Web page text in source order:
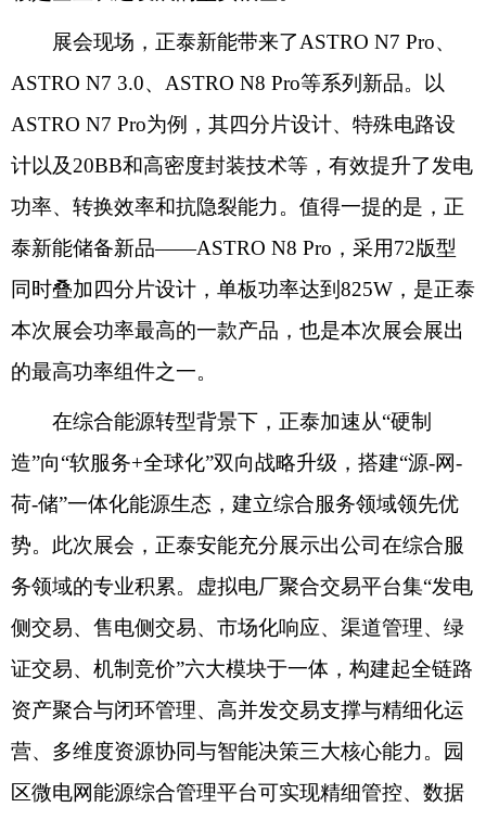
展会现场，正泰新能带来了ASTRO N7 Pro、
ASTRO N7 3.0、ASTRO N8 Pro等系列新品。以
ASTRO N7 Pro为例，其四分片设计、特殊电路设
计以及20BB和高密度封装技术等，有效提升了发电
功率、转换效率和抗隐裂能力。值得一提的是，正
泰新能储备新品——ASTRO N8 Pro，采用72版型
同时叠加四分片设计，单板功率达到825W，是正泰
本次展会功率最高的一款产品，也是本次展会展出
的最高功率组件之一。
在综合能源转型背景下，正泰加速从“硬制
造”向“软服务+全球化”双向战略升级，搭建“源-网-
荷-储”一体化能源生态，建立综合服务领域领先优
势。此次展会，正泰安能充分展示出公司在综合服
务领域的专业积累。虚拟电厂聚合交易平台集“发电
侧交易、售电侧交易、市场化响应、渠道管理、绿
证交易、机制竞价”六大模块于一体，构建起全链路
资产聚合与闭环管理、高并发交易支撑与精细化运
营、多维度资源协同与智能决策三大核心能力。园
区微电网能源综合管理平台可实现精细管控、数据